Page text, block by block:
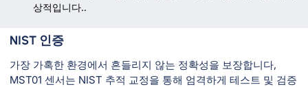
상적입니다..
NIST 인증
가장 가혹한 환경에서 흔들리지 않는 정확성을 보장합니다,
MST01 센서는 NIST 추적 교정을 통해 엄격하게 테스트 및 검증